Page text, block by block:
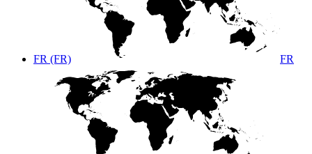
FR (FR) FR